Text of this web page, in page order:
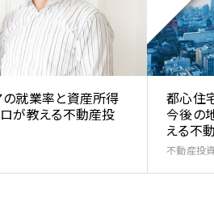
就業率と資産所得
が教える不動産投
都心住
今後の
える不
不動産投